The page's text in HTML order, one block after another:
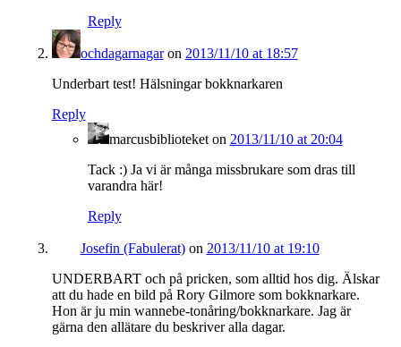
Reply
ochdagarnagaron 2013/11/10 at 18:57
Underbart test! Hälsningar bokknarkaren
Reply
marcusbiblioteketon 2013/11/10 at 20:04
Tack :) Ja vi är många missbrukare som dras till
varandra här!
Reply
Josefin (Fabulerat)on 2013/11/10 at 19:10
UNDERBART och på pricken, som alltid hos dig. Älskar
att du hade en bild på Rory Gilmore som bokknarkare.
Hon är ju min wannebe-tonåring/bokknarkare. Jag är
gärna den allätare du beskriver alla dagar.